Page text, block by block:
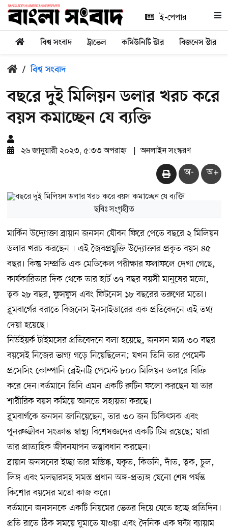
ই-পেপার
বিশ্ব সংবাদ ট্রাভেল কমিউনিটি স্টার বিজনেস স্টার
/ বিশ্ব সংবাদ
বছরে দুই মিলিয়ন ডলার খরচ করে
‌‌বয়স কমাচ্ছেন যে ব্যক্তি
২৬ জানুয়ারী ২০২৩, ৫:৩৩ অপরাহ্ন অনলাইন সংস্করণ
অ- অ+
ছবিঃ সংগৃহীত
মার্কিন উদ্যোক্তা ব্রায়ান জনসন যৌবন ফিরে পেতে বছরে ২ মিলিয়ন
ডলার খরচ করছেন । এই জৈবপ্রযুক্তি উদ্যোক্তার প্রকৃত বয়স ৪৫
বছর। কিন্তু সম্প্রতি এক মেডিকেল পরীক্ষার ফলাফলে দেখা গেছে,
কার্যকারিতার দিক থেকে তার হার্ট ৩৭ বছর বয়সী মানুষের মতো,
ত্বক ২৮ বছর, ফুসফুস এবং ফিটনেস ১৮ বছরের তরুণের মতো।
ব্লুমবার্গের বরাতে বিজনেস ইনসাইডারের এক প্রতিবেদনে এই তথ্য
দেয়া হয়েছে।
নিউইয়র্ক টাইমসের প্রতিবেদনে বলা হয়েছে, জনসন মাত্র ৩০ বছর
বয়সেই নিজের ভাগ্য গড়ে নিয়েছিলেন; যখন তিনি তার পেমেন্ট
প্রসেসিং কোম্পানি ব্রেইনট্রি পেমেন্ট ৮০০ মিলিয়ন ডলারে বিক্রি
করে দেন।বর্তমানে তিনি এমন একটি রুটিন ফলো করছেন যা তার
শারীরিক বয়স কমিয়ে আনতে সহায়তা করছে।
ব্লুমবার্গকে জনসন জানিয়েছেন, তার ৩০ জন চিকিৎসক এবং
পুনরুজ্জীবন সংক্রান্ত স্বাস্থ্য বিশেষজ্ঞদের একটি টিম রয়েছে; যারা
তার প্রাত্যহিক জীবনযাপন তত্ত্বাবধান করছেন।
ব্রায়ান জনসনের ইচ্ছা তার মস্তিষ্ক, যকৃত, কিডনি, দাঁত, ত্বক, চুল,
লিঙ্গ এবং মলদ্বারসহ সমস্ত প্রধান অঙ্গ-প্রত্যঙ্গ যেনো শেষ পর্যন্ত
কিশোর বয়সের মতো কাজ করে।
বর্তমানে জনসনকে একটি নিয়মের ভেতর দিয়ে যেতে হচ্ছে প্রতিদিন।
প্রতি রাতে ঠিক সময়ে ঘুমাতে যাওয়া এবং দৈনিক এক ঘন্টা ব্যায়াম